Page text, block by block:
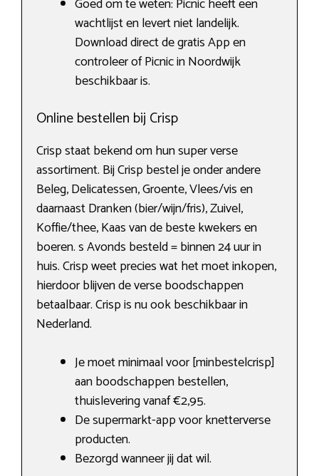
wachtlijst en levert niet landelijk.
Download direct de gratis App en
controleer of Picnic in Noordwijk
beschikbaar is.
Online bestellen bij Crisp
Crisp staat bekend om hun super verse
assortiment. Bij Crisp bestel je onder andere
Beleg, Delicatessen, Groente, Vlees/vis en
daarnaast Dranken (bier/wijn/fris), Zuivel,
Koffie/thee, Kaas van de beste kwekers en
boeren. s Avonds besteld = binnen 24 uur in
huis. Crisp weet precies wat het moet inkopen,
hierdoor blijven de verse boodschappen
betaalbaar. Crisp is nu ook beschikbaar in
Nederland.
Je moet minimaal voor [minbestelcrisp]
aan boodschappen bestellen,
thuislevering vanaf €2,95.
De supermarkt-app voor knetterverse
producten.
Bezorgd wanneer jij dat wil.